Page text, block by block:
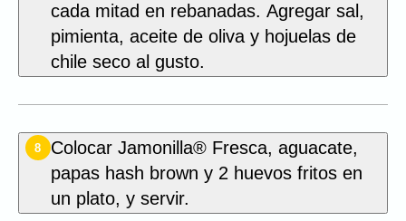
cada mitad en rebanadas. Agregar sal,
pimienta, aceite de oliva y hojuelas de
chile seco al gusto.
8
Colocar Jamonilla® Fresca, aguacate,
papas hash brown y 2 huevos fritos en
un plato, y servir.